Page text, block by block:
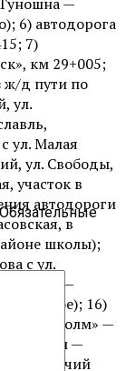
6) автодорога
7)
км 29+005;
ж/д пути по
ул.
ул. Малая
ул. Свободы,
участок в
автодороги
в
школы);
с ул.
—
16)
Заячий Холм» —
Ям —
«Заячий
Обязательные